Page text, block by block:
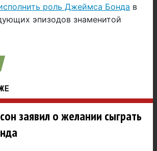
роль Джеймса Бонда в
эпизодов знаменитой
заявил о желании сыграть